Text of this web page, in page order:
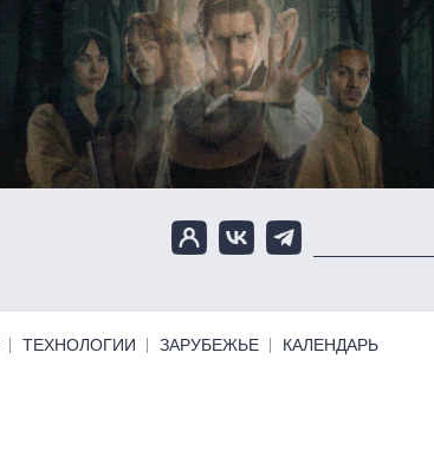
ТЕХНОЛОГИИ ЗАРУБЕЖЬЕ КАЛЕНДАРЬ